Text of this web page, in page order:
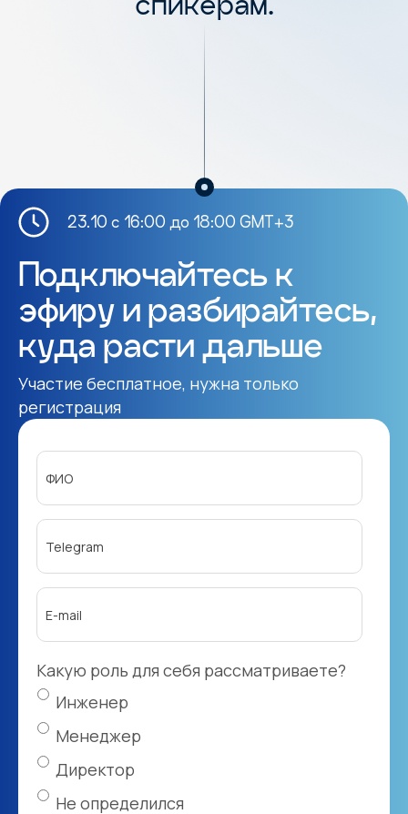
23.10 с 16:00 до 18:00 GMT+3
Подключайтесь к
эфиру и разбирайтесь,
куда расти дальше
Участие бесплатное, нужна только
регистрация